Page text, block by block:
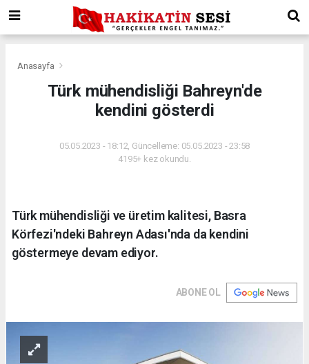
Anasayfa
Türk mühendisliği Bahreyn'de
kendini gösterdi
05.05.2023 - 18:12, Güncelleme: 05.05.2023 - 23:58
4195+ kez okundu.
Türk mühendisliği ve üretim kalitesi, Basra
Körfezi'ndeki Bahreyn Adası'nda da kendini
göstermeye devam ediyor.
ABONE OL